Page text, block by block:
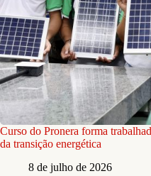
Curso do Pronera forma
da transição energética
8 de julho de 2026